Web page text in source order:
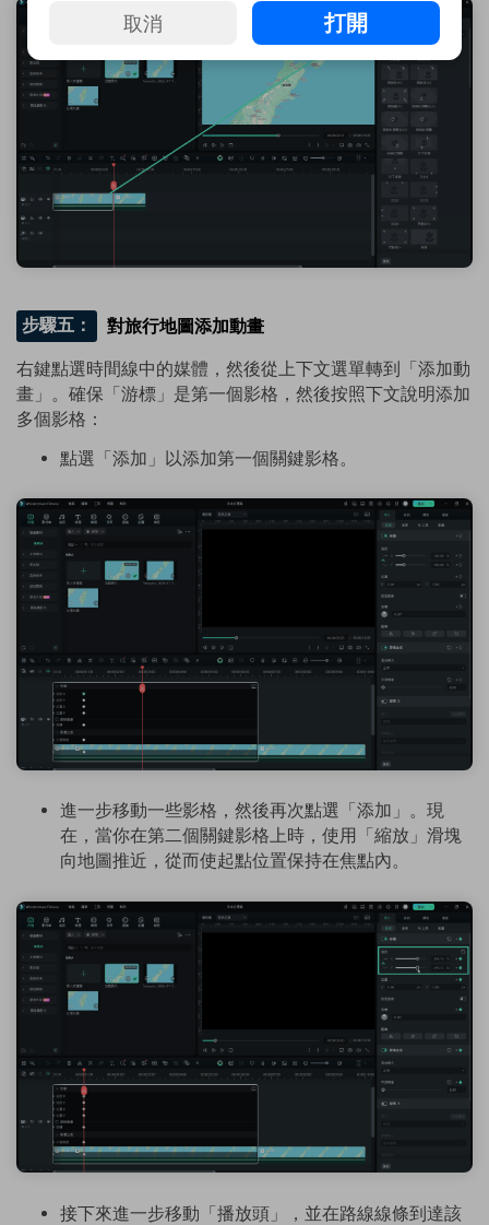
步驟五： 對旅行地圖添加動畫
右鍵點選時間線中的媒體，然後從上下文選單轉到「添加動
畫」。確保「游標」是第一個影格，然後按照下文說明添加
多個影格：
點選「添加」以添加第一個關鍵影格。
進一步移動一些影格，然後再次點選「添加」。現
在，當你在第二個關鍵影格上時，使用「縮放」滑塊
向地圖推近，從而使起點位置保持在焦點內。
接下來進一步移動「播放頭」，並在路線線條到達該
取消 打開